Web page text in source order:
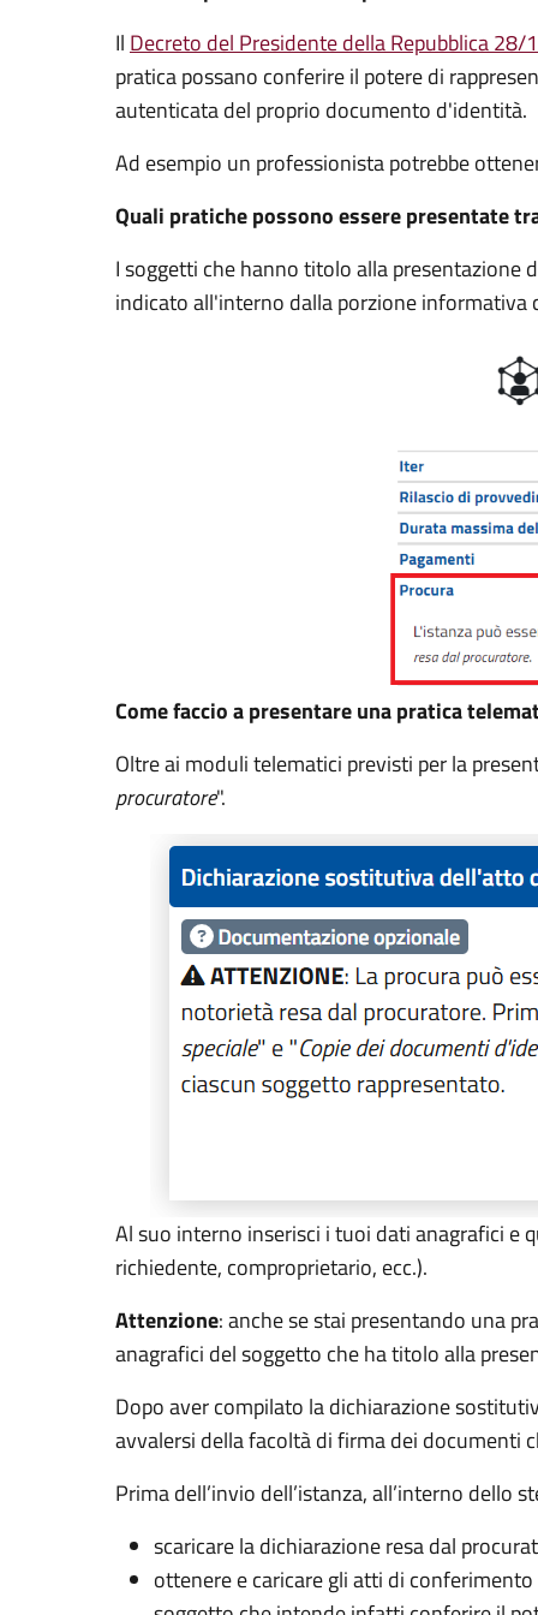
Il Decreto del Presidente della Repubblica
pratica possano conferire il potere di
autenticata del proprio documento d'identità.
Ad esempio un professionista potrebbe
Quali pratiche possono essere presentate
I soggetti che hanno titolo alla presentazione
indicato all'interno dalla porzione informativa
Come faccio a presentare una pratica
Oltre ai moduli telematici previsti per la
procuratore".
Al suo interno inserisci i tuoi dati anagrafici e
richiedente, comproprietario, ecc.).
Attenzione: anche se stai presentando una
anagrafici del soggetto che ha titolo alla
Dopo aver compilato la dichiarazione
avvalersi della facoltà di firma dei documenti
Prima dell’invio dell’istanza, all’interno dello
scaricare la dichiarazione resa dal
ottenere e caricare gli atti di